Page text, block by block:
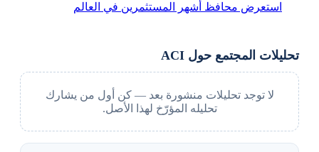
استعرض محافظ أشهر المستثمرين في العالم
تحليلات المجتمع حول ACI
لا توجد تحليلات منشورة بعد — كن أول من يشارك
تحليله المؤرّخ لهذا الأصل.